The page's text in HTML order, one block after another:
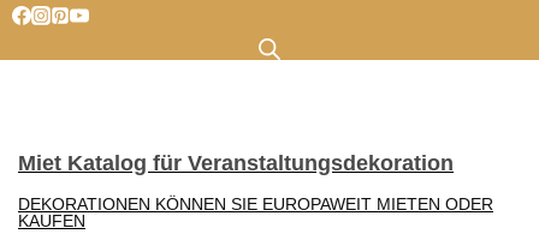
Zum
Inhalt
Miet Katalog für Veranstaltungsdekoration
DEKORATIONEN KÖNNEN SIE EUROPAWEIT MIETEN ODER
KAUFEN